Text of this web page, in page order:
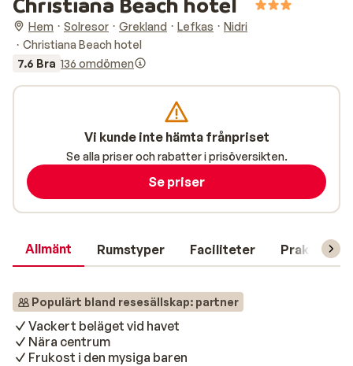
Hem Solresor Grekland Lefkas
Nidri
Christiana Beach hotel
7.6 Bra 136 omdömen
Allmänt Rumstyper Faciliteter Praktisk
Populärt bland resesällskap: partner
Vackert beläget vid havet
Nära centrum
Frukost i den mysiga baren
Vi kunde inte hämta frånpriset
Se alla priser och rabatter i prisöversikten.
Se priser